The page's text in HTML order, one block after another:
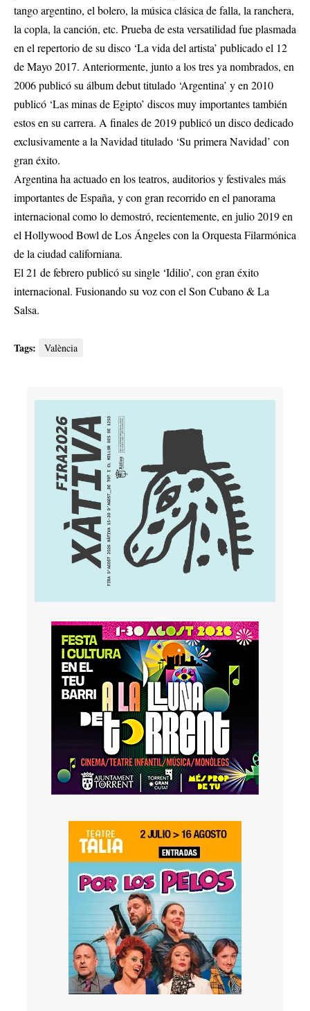
tango argentino, el bolero, la música clásica de falla, la ranchera,
la copla, la canción, etc. Prueba de esta versatilidad fue plasmada
en el repertorio de su disco ‘La vida del artista’ publicado el 12
de Mayo 2017. Anteriormente, junto a los tres ya nombrados, en
2006 publicó su álbum debut titulado ‘Argentina’ y en 2010
publicó ‘Las minas de Egipto’ discos muy importantes también
estos en su carrera. A finales de 2019 publicó un disco dedicado
exclusivamente a la Navidad titulado ‘Su primera Navidad’ con
gran éxito.
Argentina ha actuado en los teatros, auditorios y festivales más
importantes de España, y con gran recorrido en el panorama
internacional como lo demostró, recientemente, en julio 2019 en
el Hollywood Bowl de Los Ángeles con la Orquesta Filarmónica
de la ciudad californiana.
El 21 de febrero publicó su single ‘Idilio’, con gran éxito
internacional. Fusionando su voz con el Son Cubano & La
Salsa.
Tags: València